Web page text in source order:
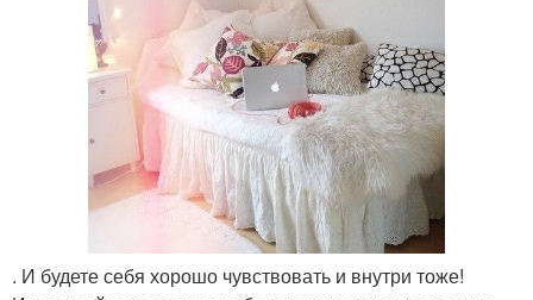
. И будете себя хорошо чувствовать и внутри тоже!